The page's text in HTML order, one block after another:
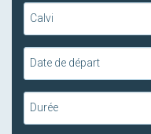
Calvi
Date de départ
Durée